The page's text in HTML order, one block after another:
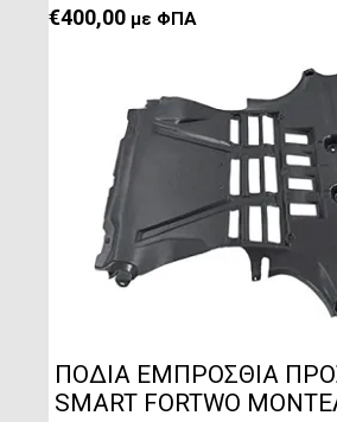
€400,00 με ΦΠΑ
ΠΟΔΙΑ ΕΜΠΡΟΣΘΙΑ
SMART FORTWO